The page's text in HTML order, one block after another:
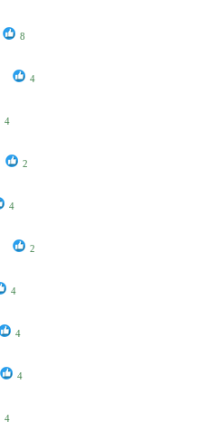
8
4
4
2
4
2
4
4
4
4